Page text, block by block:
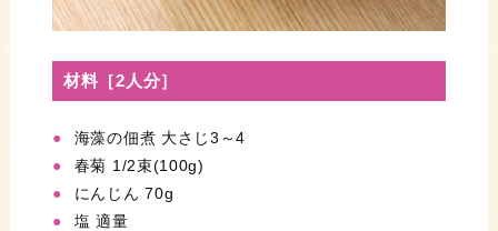
材料［2人分］
海藻の佃煮 大さじ3～4
春菊 1/2束(100g)
にんじん 70g
塩 適量